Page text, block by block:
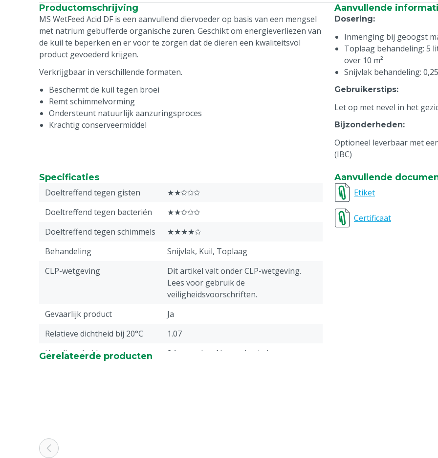
Productomschrijving
MS WetFeed Acid DF is een aanvullend diervoeder op basis van een mengsel
met natrium gebufferde organische zuren. Geschikt om energieverliezen van
de kuil te beperken en er voor te zorgen dat de dieren een kwaliteitsvol
product gevoederd krijgen.
Verkrijgbaar in verschillende formaten.
Beschermt de kuil tegen broei
Remt schimmelvorming
Ondersteunt natuurlijk aanzuringsproces
Krachtig conserveermiddel
Aanvullende
Dosering:
Inmenging bij geoogst
Toplaag behandeling: 5
over 10 m²
Snijvlak behandeling:
Gebruikerstips:
Let op met nevel in het
Bijzonderheden:
Optioneel leverbaar met
(IBC)
Specificaties
Doeltreffend tegen gisten
★★✩✩✩
Doeltreffend tegen bacteriën
★★✩✩✩
Doeltreffend tegen schimmels
★★★★✩
Behandeling
Snijvlak, Kuil, Toplaag
CLP-wetgeving
Dit artikel valt onder CLP-wetgeving.
Lees voor gebruik de
veiligheidsvoorschriften.
Gevaarlijk product
Ja
Relatieve dichtheid bij 20°C
1.07
Houdbaarheid
24 maanden, Na productiedatum
Garantie
Aanvullende
Etiket
Certificaat
Gerelateerde producten